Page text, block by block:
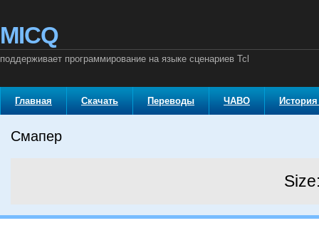
MICQ
поддерживает программирование на языке сценариев Tcl
Главная Скачать Переводы ЧАВО
Смапер